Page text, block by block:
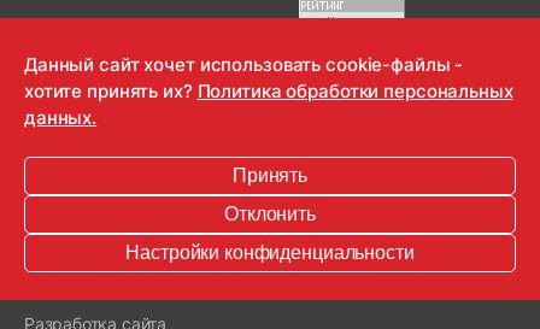
OOO "Радио-Любовь" 2000-2026
Информация для правообладателей
Разработка сайта
Данный сайт хочет использовать cookie-файлы -
хотите принять их? Политика обработки персональных
данных.
Принять
Отклонить
Настройки конфиденциальности